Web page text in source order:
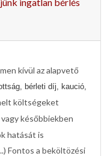
kívül az alapvető
bérleti díj, kaució,
költségeket
vagy későbbiekben
hatását is
Fontos a beköltözési